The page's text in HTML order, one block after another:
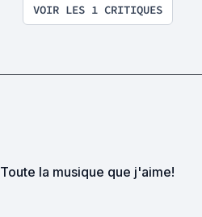
VOIR LES 1 CRITIQUES
Toute la musique que j'aime!